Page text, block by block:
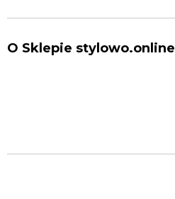
O Sklepie stylowo.online